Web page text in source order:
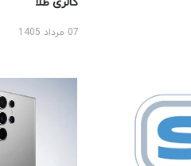
07 مرداد 1405